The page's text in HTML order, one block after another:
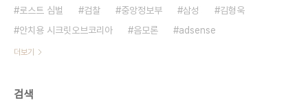
로스트 심벌
검찰 중앙정보부 삼성
김형욱
안치용 시크릿오브코리아
음모론 adsense
더보기
검색